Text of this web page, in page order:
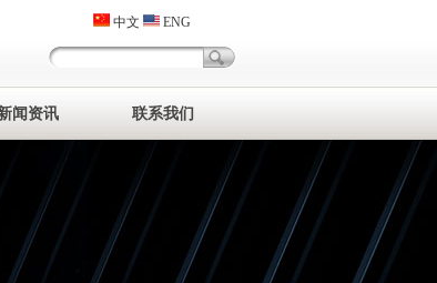
中文 ENG
闻资讯 联系我们